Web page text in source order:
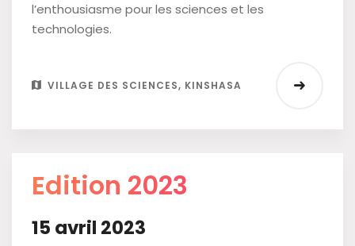
l’enthousiasme pour les sciences et les
technologies.
VILLAGE DES SCIENCES, KINSHASA
Edition 2023
15 avril 2023